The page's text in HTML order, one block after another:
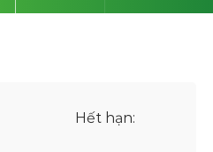
Hết hạn: